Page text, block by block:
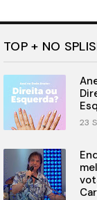
TOP + NO
23